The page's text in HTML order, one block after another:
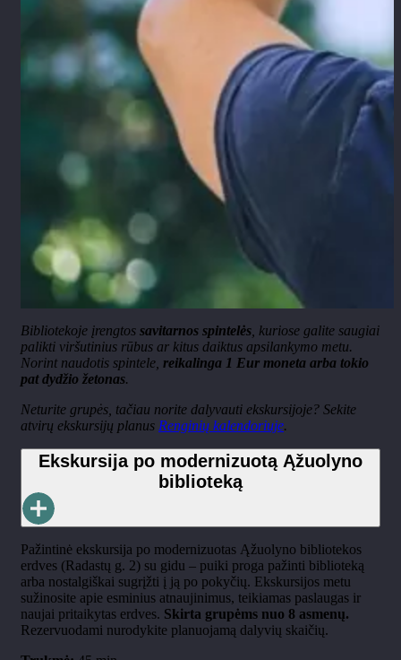
Bibliotekoje įrengtos savitarnos spintelės , kuriose galite saugiai
palikti viršutinius rūbus ar kitus daiktus apsilankymo metu.
Norint naudotis spintele, reikalinga 1 Eur moneta arba tokio
pat dydžio žetonas.
Neturite grupės, tačiau norite dalyvauti ekskursijoje? Sekite
atvirų ekskursijų planus Renginių kalendoriuje.
Ekskursija po modernizuotą Ąžuolyno
biblioteką
Pažintinė ekskursija po modernizuotas Ąžuolyno bibliotekos
erdves (Radastų g. 2) su gidu – puiki proga pažinti biblioteką
arba nostalgiškai sugrįžti į ją po pokyčių. Ekskursijos metu
sužinosite apie esminius atnaujinimus, teikiamas paslaugas ir
naujai pritaikytas erdves. Skirta grupėms nuo 8 asmenų.
Rezervuodami nurodykite planuojamą dalyvių skaičių.